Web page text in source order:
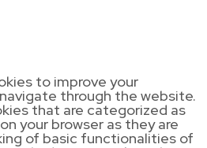
to improve your
through the website.
that are categorized as
your browser as they are
of basic functionalities of